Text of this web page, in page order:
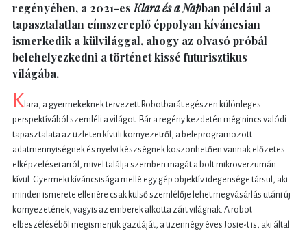
regényében, a 2021-es Klara és a Napban például a
tapasztalatlan címszereplő éppolyan kíváncsian
ismerkedik a külvilággal, ahogy az olvasó próbál
belehelyezkedni a történet kissé futurisztikus
világába.
Klara, a gyermekeknek tervezett Robotbarát egészen különleges
perspektívából szemléli a világot. Bár a regény kezdetén még nincs valódi
tapasztalata az üzleten kívüli környezetről, a beleprogramozott
adatmennyiségnek és nyelvi készségnek köszönhetően vannak előzetes
elképzelései arról, mivel találja szemben magát a bolt mikroverzumán
kívül. Gyermeki kíváncsisága mellé egy gép objektív idegensége társul, aki
minden ismerete ellenére csak külső szemlélője lehet megvásárlás utáni új
környezetének, vagyis az emberek alkotta zárt világnak. A robot
elbeszéléséből megismerjük gazdáját, a tizennégy éves Josie-t is, aki által